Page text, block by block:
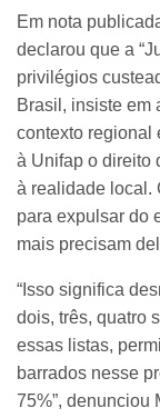
Em nota
declarou que a
privilégios
Brasil, insiste em
contexto regional
à Unifap o direito
à realidade local.
para expulsar do
mais precisam
“Isso significa
dois, três, quatro
essas listas,
barrados nesse
75%”, denunciou